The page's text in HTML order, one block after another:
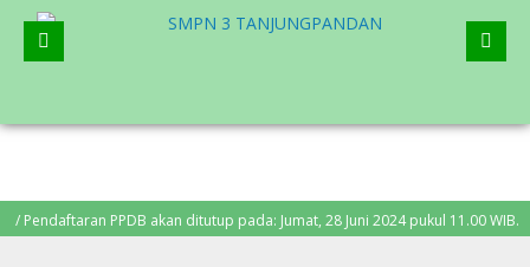
PPDB akan ditutup pada: Jumat, 28 Juni 2024 pukul 11.00 WIB.